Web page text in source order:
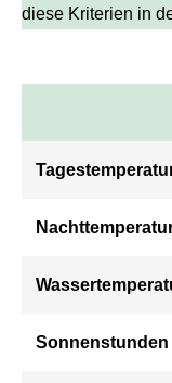
diese Kriterien in
Sonnenstunden